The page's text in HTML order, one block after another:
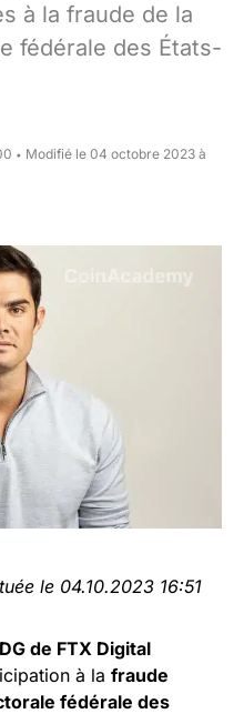
à la fraude de la
fédérale des États-
• Modifié le 04 octobre 2023 à
le 04.10.2023 16:51
de FTX Digital
à la fraude
fédérale des